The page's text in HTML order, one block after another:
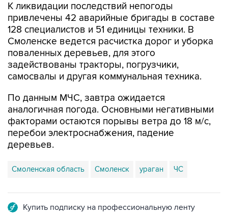
К ликвидации последствий непогоды
привлечены 42 аварийные бригады в составе
128 специалистов и 51 единицы техники. В
Смоленске ведется расчистка дорог и уборка
поваленных деревьев, для этого
задействованы тракторы, погрузчики,
самосвалы и другая коммунальная техника.
По данным МЧС, завтра ожидается
аналогичная погода. Основными негативными
факторами остаются порывы ветра до 18 м/с,
перебои электроснабжения, падение
деревьев.
Смоленская область Смоленск ураган ЧС
Купить подписку на профессиональную ленту